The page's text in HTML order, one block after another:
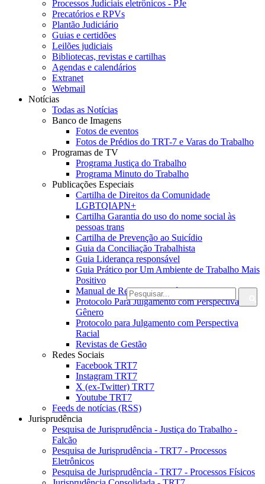
Processos Judiciais eletrônicos - PJe
Precatórios e RPVs
Plantão Judiciário
Guias e certidões
Leilões judiciais
Bibliotecas, revistas e cartilhas
Agendas e calendários
Extranet
Webmail
Notícias
Todas as Notícias
Banco de Imagens
Fotos de eventos
Fotos de Prédios do TRT-7 e Varas do Trabalho
Programas de TV
Programa Justiça do Trabalho
Programa Minuto do Trabalho
Publicações Especiais
Cartilha de Direitos da Comunidade
LGBTQIAPN+
Cartilha Garantia do uso do nome social às
pessoas trans
Cartilha de Prevenção ao Suicídio
Guia da Conciliação Trabalhista
Guia Liderança responsável
Guia Prático por Um Ambiente de Trabalho Mais
Positivo
Manual de Redação Jornalística da JT
Protocolo Para Julgamento com Perspectiva de
Gênero
Protocolo para Julgamento com Perspectiva
Racial
Revistas de Gestão
Redes Sociais
Facebook TRT7
Instagram TRT7
X (ex-Twitter) TRT7
Youtube TRT7
Feeds de notícias (RSS)
Jurisprudência
Pesquisa de Jurisprudência - Justiça do Trabalho -
Falcão
Pesquisa de Jurisprudência - TRT7 - Processos
Eletrônicos
Pesquisa de Jurisprudência - TRT7 - Processos Físicos